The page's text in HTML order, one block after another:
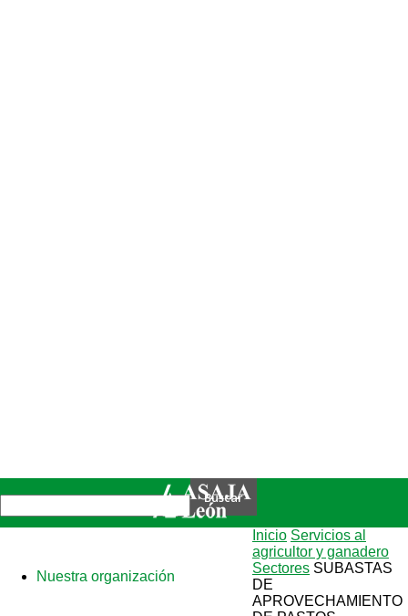
Nuestra organización
Inicio Servicios al
agricultor y ganadero
Sectores SUBASTAS
DE
APROVECHAMIENTO